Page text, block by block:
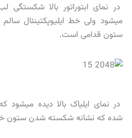
در نمای ابتوراتور بالا شکستگی
میشود ولی خط ایلیوپکتینئال
ستون قدامی است.
در نمای ایلیاک بالا دیده میشود
شده که نشانه شکسته شدن ستون